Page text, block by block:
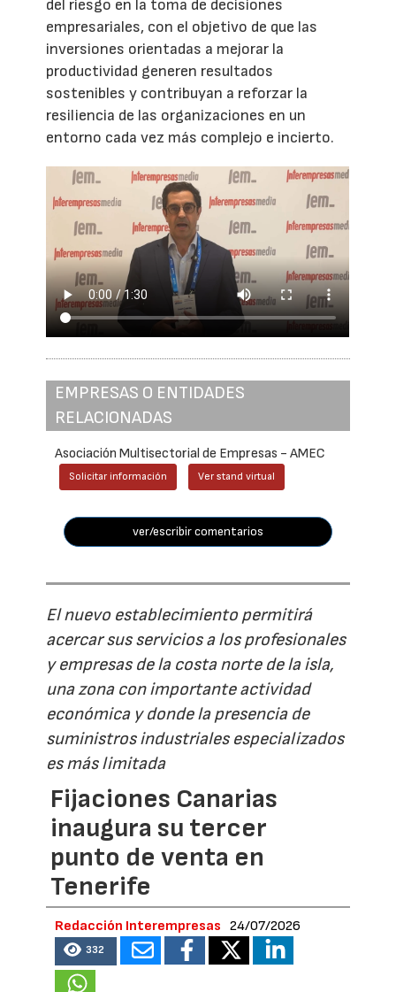
del riesgo en la toma de decisiones
empresariales, con el objetivo de que las
inversiones orientadas a mejorar la
productividad generen resultados
sostenibles y contribuyan a reforzar la
resiliencia de las organizaciones en un
entorno cada vez más complejo e incierto.
EMPRESAS O ENTIDADES
RELACIONADAS
Asociación Multisectorial de Empresas - AMEC
Solicitar información Ver stand virtual
ver/escribir comentarios
El nuevo establecimiento permitirá
acercar sus servicios a los profesionales
y empresas de la costa norte de la isla,
una zona con importante actividad
económica y donde la presencia de
suministros industriales especializados
es más limitada
Fijaciones Canarias
inaugura su tercer
punto de venta en
Tenerife
Redacción Interempresas 24/07/2026
332